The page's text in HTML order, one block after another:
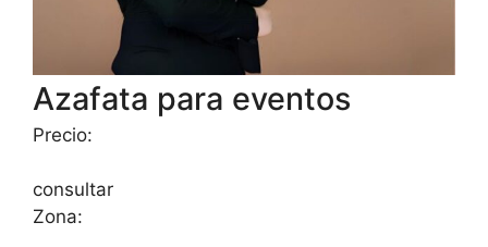
Azafata para eventos
Precio:
consultar
Zona: